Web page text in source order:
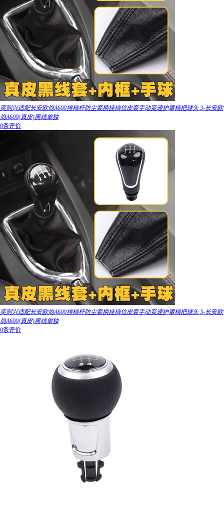
奕则兴适配长安欧尚A600排档杆防尘套换挂挡位皮套手动变速护罩档把球头 3-长安欧
尚A600(真皮)黑线单独
0条评价
奕则兴适配长安欧尚A600排档杆防尘套换挂挡位皮套手动变速护罩档把球头 3-长安欧
尚A600(真皮)黑线单独
0条评价